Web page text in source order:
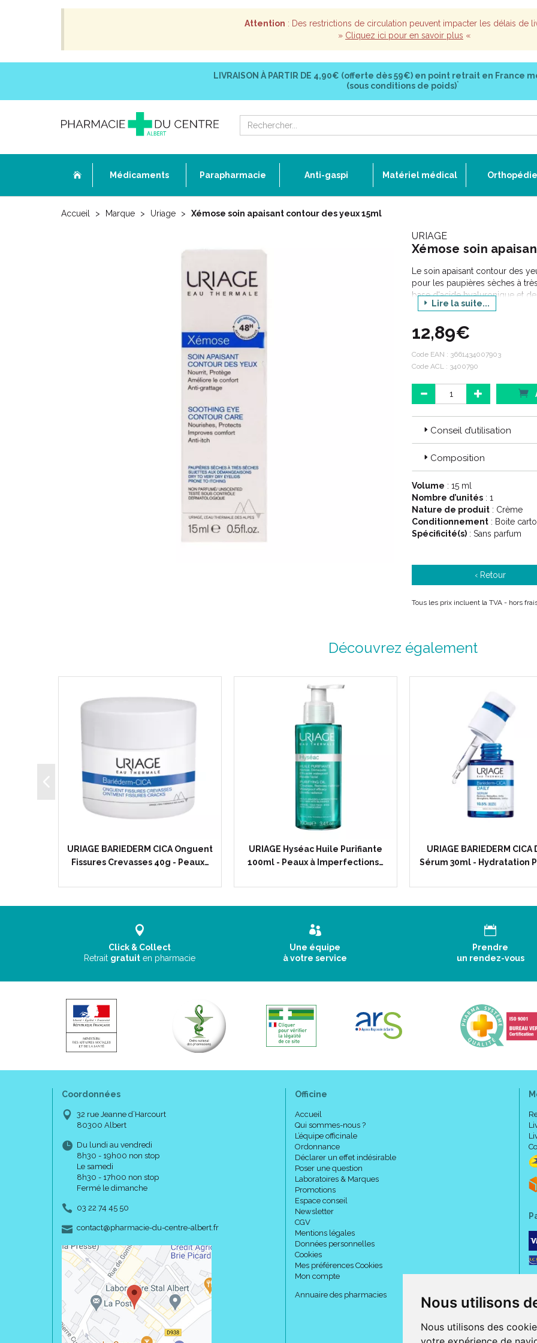
Nous utilisons
Nous utilisons des
Attention : Des restrictions de circulation peuvent impacter les délais de
» Cliquez ici pour en savoir plus «
LIVRAISON À PARTIR DE 4,90€ (offerte dès 59€) en point retrait en France
(sous conditions de poids)*
Médicaments Parapharmacie Anti-gaspi Matériel médical Orthopédie
Accueil Marque Uriage Xémose soin apaisant contour des yeux 15ml
URIAGE
Xémose soin
Le soin apaisant contour des
pour les paupières sèches à
base d'acide hyaluronique et
restaure la barrière cutanée
Lire la suite...
12,89€
Code EAN : 3661434007903
Code ACL : 3400790
Conseil d’utilisation
Composition
Volume : 15 ml
Nombre d’unités : 1
Nature de produit : Crème
Conditionnement : Boite
Spécificité(s) : Sans parfum
‹ Retour
Tous les prix incluent la TVA - hors
Découvrez également
URIAGE BARIEDERM CICA Onguent
Fissures Crevasses 40g - Peaux…
URIAGE Hyséac Huile Purifiante
100ml - Peaux à Imperfections…
URIAGE BARIEDERM CICA
Sérum 30ml - Hydratation
Click & Collect
Retrait gratuit en pharmacie
Une équipe
à votre service
Prendre
un rendez-vous
Coordonnées
32 rue Jeanne d’Harcourt
80300 Albert
Du lundi au vendredi
8h30 - 19h00 non stop
Le samedi
8h30 - 17h00 non stop
Fermé le dimanche
03 22 74 45 50
contact-
@-
pharmacie-du-centre-albert.fr
Officine
Accueil
Qui sommes-nous ?
L’équipe officinale
Ordonnance
Déclarer un effet indésirable
Poser une question
Laboratoires & Marques
Promotions
Espace conseil
Newsletter
CGV
Mentions légales
Données personnelles
Cookies
Mes préférences Cookies
Mon compte
Annuaire des pharmacies